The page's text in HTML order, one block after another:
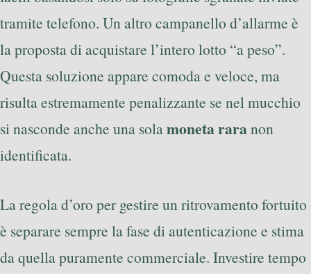
tramite telefono. Un altro campanello d’allarme è
la proposta di acquistare l’intero lotto “a peso”.
Questa soluzione appare comoda e veloce, ma
risulta estremamente penalizzante se nel mucchio
si nasconde anche una solamoneta raranon
identificata.
La regola d’oro per gestire un ritrovamento fortuito
è separare sempre la fase di autenticazione e stima
da quella puramente commerciale. Investire tempo